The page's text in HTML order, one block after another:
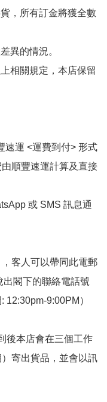
，所有訂金將獲全數
異的情況。
相關規定，本店保留
速運 <運費到付> 形式
順豐速運計算及直接
或 SMS 訊息通
客人可以帶同此電郵
閣下的聯絡電話號
9:00PM）
後本店會在三個工作
寄出貨品，並會以訊